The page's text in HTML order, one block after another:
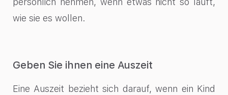
wie sie es wollen.
Geben Sie ihnen eine Auszeit
Eine Auszeit bezieht sich darauf, wenn ein Kind